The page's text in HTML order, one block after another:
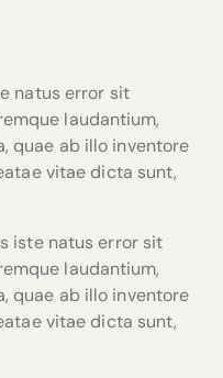
natus error sit
laudantium,
quae ab illo inventore
vitae dicta sunt,
iste natus error sit
laudantium,
quae ab illo inventore
vitae dicta sunt,